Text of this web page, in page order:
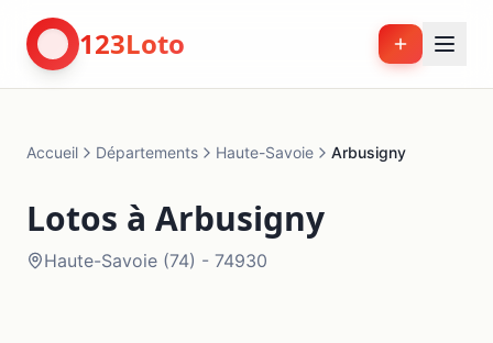
123Loto
Accueil Départements Haute-Savoie Arbusigny
Lotos à Arbusigny
Haute-Savoie (74) - 74930